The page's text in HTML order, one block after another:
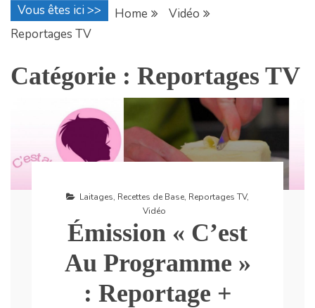
Vous êtes ici >> Home
Vidéo
Reportages TV
Catégorie : Reportages TV
Laitages, Recettes de Base, Reportages TV,
Vidéo
Émission « C’est
Au Programme »
: Reportage +